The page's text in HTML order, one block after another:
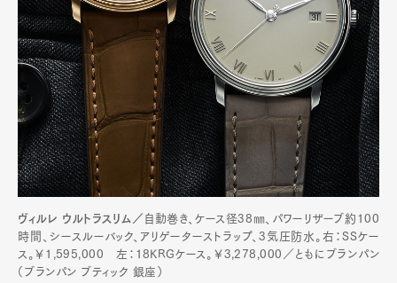
ヴィルレ ウルトラスリム／ 自動巻き、ケース径38㎜、パワーリザーブ約100
時間、シースルーバック、アリゲーターストラップ、3気圧防水。右：SSケー
ス。￥1,595,000 左：18KRGケース。￥3,278,000／ともにブランパン
（ブランパン ブティック 銀座）